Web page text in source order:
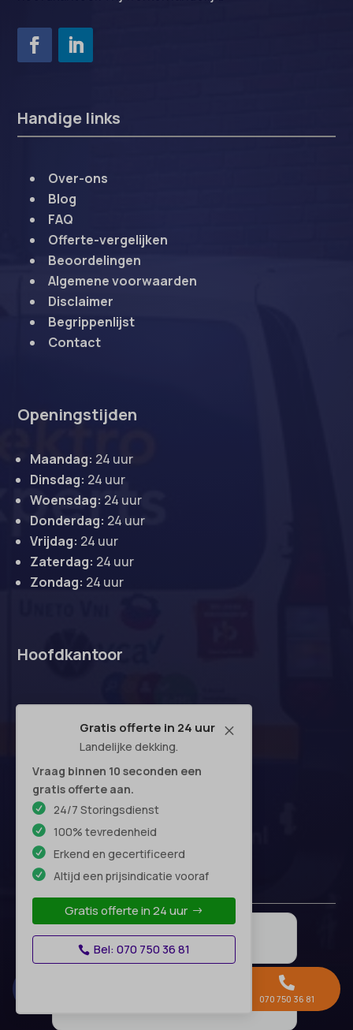
M
Gratis offerte in 24 uur
Landelijke dekking.
Vraag binnen 10 seconden een
gratis offerte aan.
24/7 Storingsdienst
100% tevredenheid
Erkend en gecertificeerd
Altijd een prijsindicatie vooraf
Gratis offerte in 24 uur
Bel: 070 750 36 81
Handige links
Over-ons
Blog
FAQ
Offerte-vergelijken
Beoordelingen
Algemene voorwaarden
Disclaimer
Begrippenlijst
Contact
Openingstijden
Maandag: 24 uur
Dinsdag: 24 uur
Woensdag: 24 uur
Donderdag: 24 uur
Vrijdag: 24 uur
Zaterdag: 24 uur
Zondag: 24 uur
Hoofdkantoor

070 750 36 81